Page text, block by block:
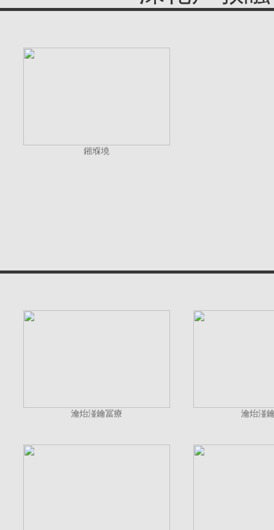
鎺堢墝
瀹炲湴鑰冨療 瀹炲湴